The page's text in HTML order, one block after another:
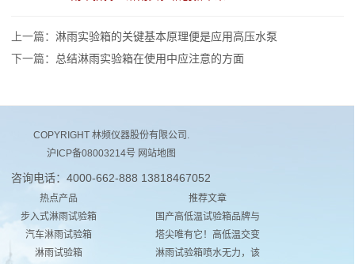
上一篇： 淋雨实验箱的关键基本原理便是应用高压水泵
下一篇： 总结淋雨实验箱在使用中应注意的方面
COPYRIGHT 林频仪器股份有限公司.
沪ICP备08003214号 网站地图
咨询电话：4000-662-888 13818467052
热点产品
步入式淋雨试验箱
汽车淋雨试验箱
淋雨试验箱
推荐文章
国产高低温试验箱品牌与
塔尖唯有它！高低温交变
淋雨试验箱喷水无力，该